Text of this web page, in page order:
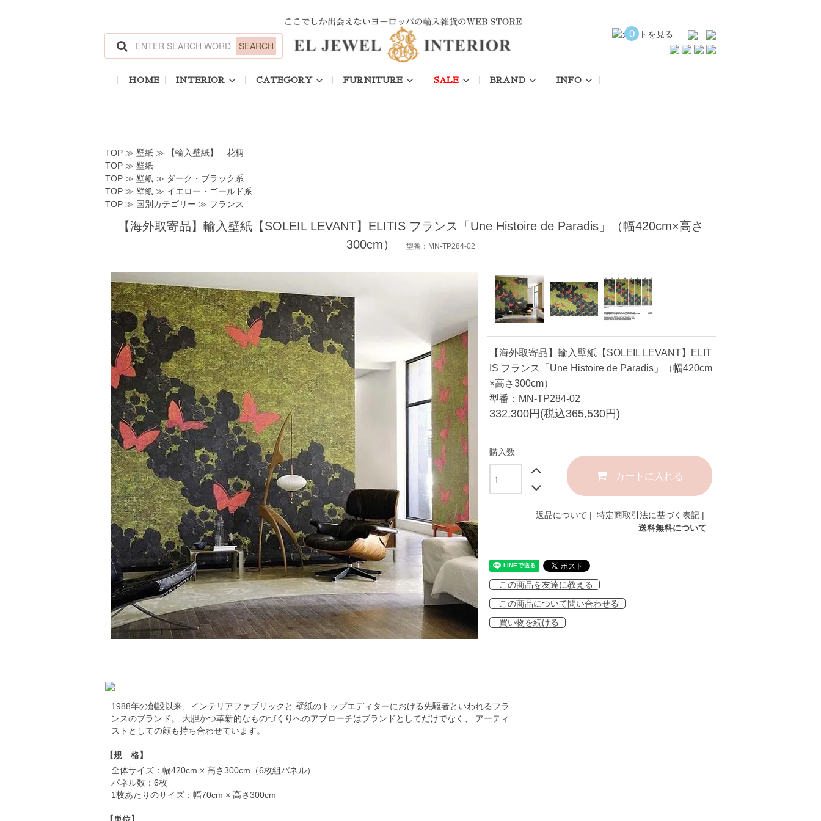
0
HOME INTERIOR CATEGORY FURNITURE SALE BRAND INFO
ホーム
ホーム
>壁紙 >イエロー・ゴールド系
TOP ≫ 壁紙 ≫
【輸入壁紙】 花柄
TOP ≫ 壁紙
TOP ≫ 壁紙 ≫ ダーク・ブラック系
TOP ≫ 壁紙 ≫ イエロー・ゴールド系
TOP ≫ 国別カテゴリー ≫ フランス
【海外取寄品】輸入壁紙【SOLEIL LEVANT】ELITIS フランス「Une Histoire de Paradis」（幅420cm×高さ
300cm）
型番：MN-TP284-02
【海外取寄品】輸入壁紙【SOLEIL LEVANT】ELIT
IS フランス「Une Histoire de Paradis」（幅420cm
×高さ300cm）
型番：MN-TP284-02
332,300円(税込365,530円)
購入数
カートに入れる
返品について | 特定商取引法に基づく表記 |
送料無料について
この商品を友達に教える
この商品について問い合わせる
買い物を続ける
1988年の創設以来、インテリアファブリックと 壁紙のトップエディターにおける先駆者といわれるフラ
ンスのブランド。 大胆かつ革新的なものづくりへのアプローチはブランドとしてだけでなく、 アーティ
ストとしての顔も持ち合わせています。
【規 格】
全体サイズ：幅420cm × 高さ300cm（6枚組パネル）
パネル数：6枚
1枚あたりのサイズ：幅70cm × 高さ300cm